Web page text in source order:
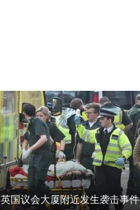
英国议会大厦附近发生袭击事件